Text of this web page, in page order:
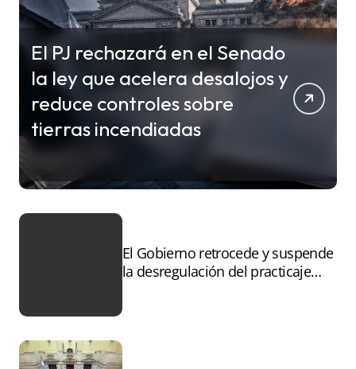
El PJ rechazará en el Senado
la ley que acelera desalojos y
reduce controles sobre
tierras incendiadas
El Gobierno retrocede y suspende
la desregulación del practicaje